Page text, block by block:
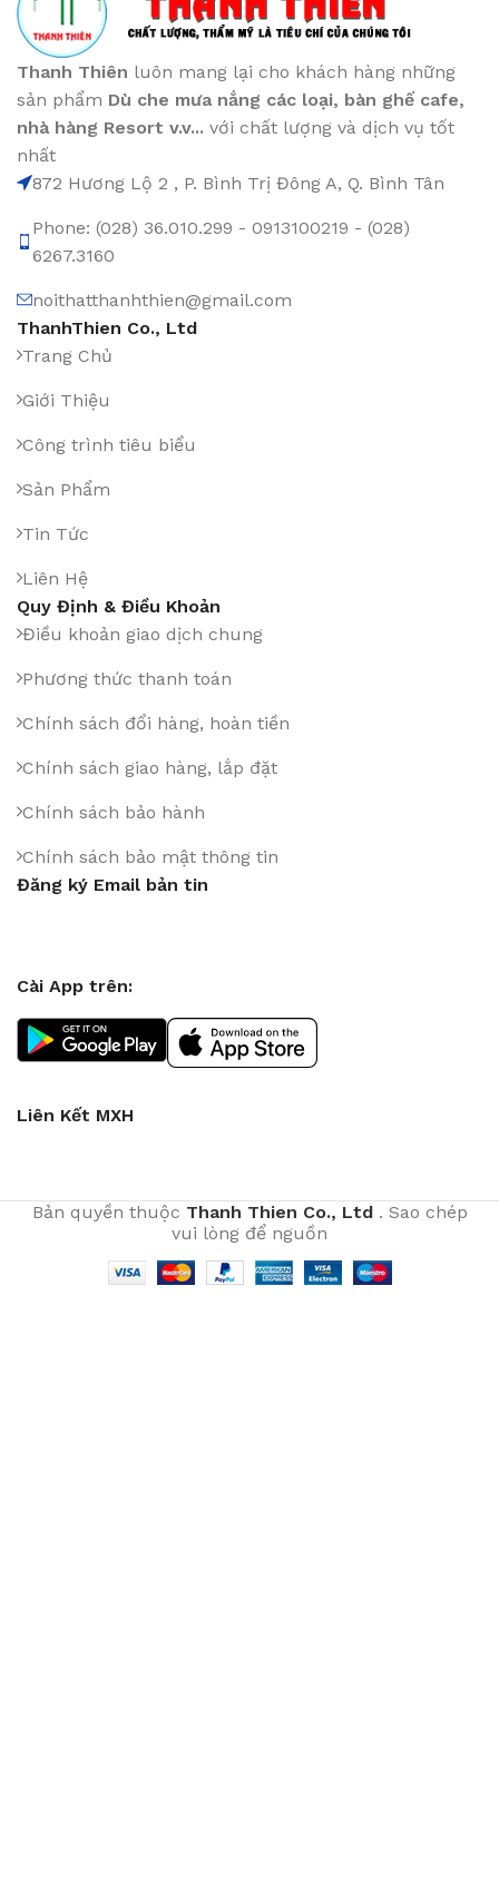
Thanh Thiên luôn mang lại cho khách hàng những
sản phẩm Dù che mưa nắng các loại, bàn ghế cafe,
nhà hàng Resort v.v... với chất lượng và dịch vụ tốt
nhất
872 Hương Lộ 2 , P. Bình Trị Đông A, Q. Bình Tân
Phone: (028) 36.010.299 - 0913100219 - (028)
6267.3160
noithatthanhthien@gmail.com
ThanhThien Co., Ltd
Trang Chủ
Giới Thiệu
Công trình tiêu biểu
Sản Phẩm
Tin Tức
Liên Hệ
Quy Định & Điều Khoản
Điều khoản giao dịch chung
Phương thức thanh toán
Chính sách đổi hàng, hoàn tiền
Chính sách giao hàng, lắp đặt
Chính sách bảo hành
Chính sách bảo mật thông tin
Đăng ký Email bản tin
Cài App trên:
Liên Kết MXH
Bản quyền thuộc Thanh Thien Co., Ltd. Sao chép
vui lòng để nguồn